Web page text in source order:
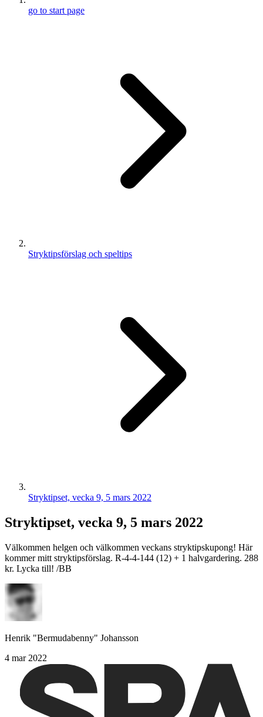
go to start page
Stryktipsförslag och speltips
Stryktipset, vecka 9, 5 mars 2022
Stryktipset, vecka 9, 5 mars 2022
Välkommen helgen och välkommen veckans stryktipskupong! Här
kommer mitt stryktipsförslag. R-4-4-144 (12) + 1 halvgardering. 288
kr. Lycka till! /BB
Henrik "Bermudabenny" Johansson
4 mar 2022